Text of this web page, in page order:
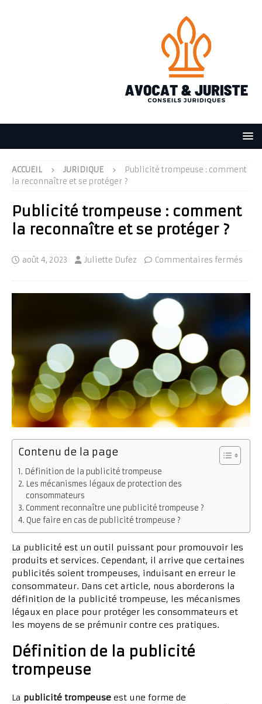
ACCUEIL JURIDIQUE
Publicité trompeuse : comment
la reconnaître et se protéger ?
Publicité trompeuse : comment
la reconnaître et se protéger ?
août 4, 2023 Juliette Dufez Commentaires fermés
Contenu de la page
Définition de la publicité trompeuse
Les mécanismes légaux de protection des
consommateurs
Comment reconnaître une publicité trompeuse ?
Que faire en cas de publicité trompeuse ?
La publicité est un outil puissant pour promouvoir les
produits et services. Cependant, il arrive que certaines
publicités soient trompeuses, induisant en erreur le
consommateur. Dans cet article, nous aborderons la
définition de la publicité trompeuse, les mécanismes
légaux en place pour protéger les consommateurs et
les moyens de se prémunir contre ces pratiques.
Définition de la publicité
trompeuse
La publicité trompeuse est une forme de